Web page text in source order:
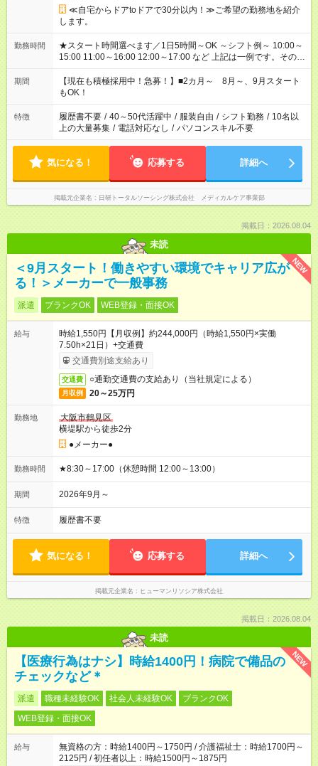
≪自宅からドアtoドアで30分以内！≫ご希望の勤務地を紹介
します。
勤務時間
★スタート時間選べます／1日5時間～OK ～シフト例～ 10:00～
15:00 11:00～16:00 12:00～17:00 など 上記は一例です。その他
シフトもご相談ください。 ※Wワークの場合当社と合わせて法
定労働時間が週40時間を超えなければOKです。
期間
【現在も積極採用中！急募！】■2カ月～ 8月～、9月スタート
もOK！
特徴 履歴書不要 / 40～50代活躍中 / 服装自由 / シフト勤務 / 10名以
上の大量募集 / 電話対応なし / パソコンスキル不要
気になる！ 応募する 詳細へ
掲載元企業名 日研トータルソーシング株式会社 メディカルケア事業部
掲載日：2026.08.04
未読
NEW
＜9月スタート！働きやすい環境でキャリア広が
る！＞メーカーで一般事務
派遣 ブランクOK WEB登録・面接OK
給与
時給1,550円【月収例】約244,000円（時給1,550円×実働
7.50h×21日）+交通費
交通費別途支給あり
交通費 ○通勤交通費の支給あり（当社規定による）
月収例 20～25万円
勤務地
大阪市鶴見区
横堤駅から徒歩2分
●メーカー●
勤務時間 ★8:30～17:00（休憩時間 12:00～13:00）
期間 2026年9月～
特徴 履歴書不要
気になる！ 応募する 詳細へ
掲載元企業名 ヒューマンリソシア株式会社
掲載日：2026.08.04
未読
NEW
【医療行為はナシ】時給1400円！病院で備品の
チェックなど＊
派遣 職種未経験OK 社会人未経験OK
ブランクOK
WEB登録・面接OK
給与
無資格の方：時給1400円～1750円 / 介護福祉士：時給1700円～
2125円 / 初任者以上：時給1500円～1875円